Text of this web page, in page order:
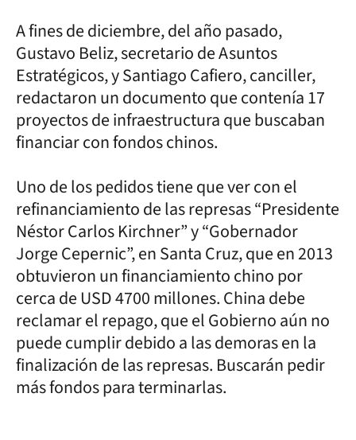
A fines de diciembre, del año pasado,
Gustavo Beliz, secretario de Asuntos
Estratégicos, y Santiago Cafiero, canciller,
redactaron un documento que contenía 17
proyectos de infraestructura que buscaban
financiar con fondos chinos.
Uno de los pedidos tiene que ver con el
refinanciamiento de las represas “Presidente
Néstor Carlos Kirchner” y “Gobernador
Jorge Cepernic”, en Santa Cruz, que en 2013
obtuvieron un financiamiento chino por
cerca de USD 4700 millones. China debe
reclamar el repago, que el Gobierno aún no
puede cumplir debido a las demoras en la
finalización de las represas. Buscarán pedir
más fondos para terminarlas.